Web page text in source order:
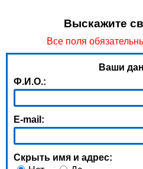
Выскажите
Все поля
Ваши
Ф.И.О.:
E-mail:
Скрыть имя и адрес: